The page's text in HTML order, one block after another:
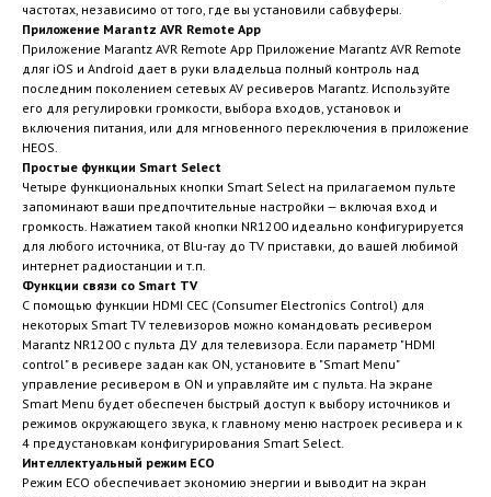
частотах, независимо от того, где вы установили сабвуферы.
Приложение Marantz AVR Remote App
Приложение Marantz AVR Remote App Приложение Marantz AVR Remote
дляr iOS и Android дает в руки владельца полный контроль над
последним поколением сетевых AV ресиверов Marantz. Используйте
его для регулировки громкости, выбора входов, установок и
включения питания, или для мгновенного переключения в приложение
HEOS.
Простые функции Smart Select
Четыре функциональных кнопки Smart Select на прилагаемом пульте
запоминают ваши предпочтительные настройки — включая вход и
громкость. Нажатием такой кнопки NR1200 идеально конфигурируется
для любого источника, от Blu-ray до TV приставки, до вашей любимой
интернет радиостанции и т.п.
Функции связи со Smart TV
С помощью функции HDMI CEC (Consumer Electronics Control) для
некоторых Smart TV телевизоров можно командовать ресивером
Marantz NR1200 с пульта ДУ для телевизора. Если параметр "HDMI
control" в ресивере задан как ON, установите в "Smart Menu"
управление ресивером в ON и управляйте им с пульта. На экране
Smart Menu будет обеспечен быстрый доступ к выбору источников и
режимов окружающего звука, к главному меню настроек ресивера и к
4 предустановкам конфигурирования Smart Select.
Интеллектуальный режим ECO
Режим ECO обеспечивает экономию энергии и выводит на экран